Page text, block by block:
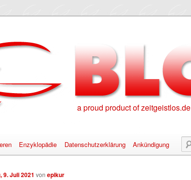
a proud product of zeitgeistlos.de
springen
springen
Enzyklopädie Datenschutzerklärung Ankündigung
9. Juli 2021 von epikur